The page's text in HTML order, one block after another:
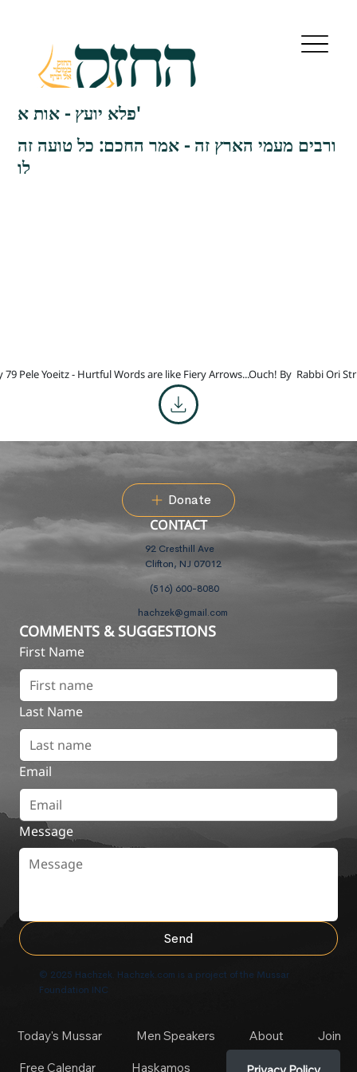
פלא יועץ - אות א'
ורבים מעמי הארץ זה - אמר החכם: כל טועה זה
לו
79 Pele Yoeitz - Hurtful Words are like Fiery Arrows...Ouch! By Rabbi Ori
Donate
CONTACT
92 Cresthill Ave
Clifton, NJ 07012
(516) 600-8080
hachzek@gmail.com
COMMENTS & SUGGESTIONS
First Name
Last Name
Email
Message
Send
© 2025 Hachzek. Hachzek.com is a project of the Mussar
Foundation INC
Today's Mussar Men Speakers About Join
Free Calendar Haskamos